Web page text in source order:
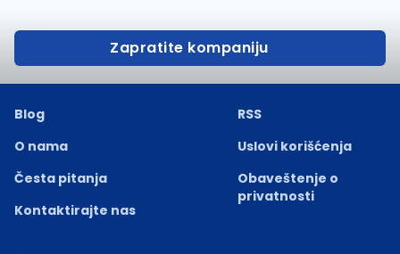
Zapratite kompaniju
Blog
O nama
Česta pitanja
Kontaktirajte nas
RSS
Uslovi korišćenja
Obaveštenje o
privatnosti